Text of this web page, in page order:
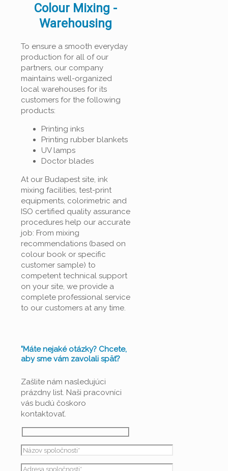
Colour Mixing -
Warehousing
To ensure a smooth everyday
production for all of our
partners, our company
maintains well-organized
local warehouses for its
customers for the following
products:
Printing inks
Printing rubber blankets
UV lamps
Doctor blades
At our Budapest site, ink
mixing facilities, test-print
equipments, colorimetric and
ISO certified quality assurance
procedures help our accurate
job: From mixing
recommendations (based on
colour book or specific
customer sample) to
competent technical support
on your site, we provide a
complete professional service
to our customers at any time.
"Máte nejaké otázky? Chcete,
aby sme vám zavolali späť?
Zašlite nám nasledujúci
prázdny list. Naši pracovníci
vás budú čoskoro
kontaktovať.